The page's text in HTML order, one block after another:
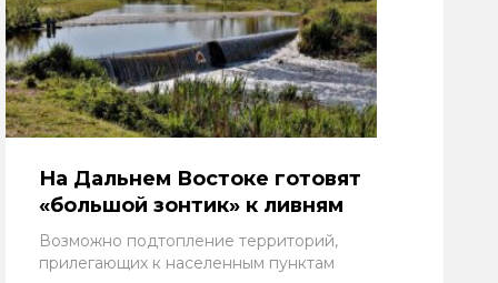
На Дальнем Востоке готовят
«большой зонтик» к ливням
Возможно подтопление территорий,
прилегающих к населенным пунктам